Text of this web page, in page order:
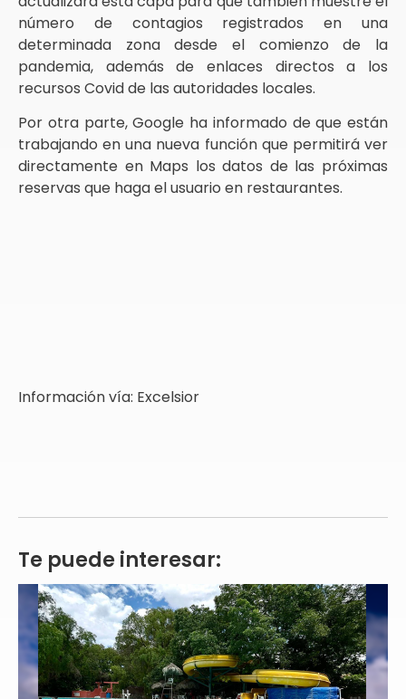
número de contagios registrados en una
determinada zona desde el comienzo de la
pandemia, además de enlaces directos a los
recursos Covid de las autoridades locales.
Por otra parte, Google ha informado de que están
trabajando en una nueva función que permitirá ver
directamente en Maps los datos de las próximas
reservas que haga el usuario en restaurantes.
Información vía: Excelsior
Te puede interesar: